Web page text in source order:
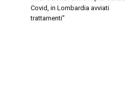
Covid, in Lombardia avviati
trattamenti”